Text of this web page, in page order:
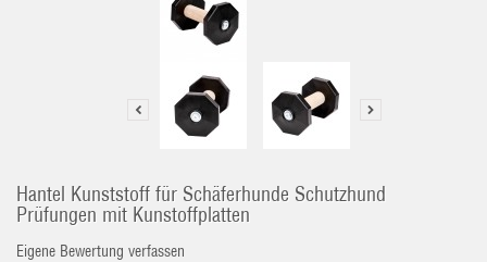
Hantel Kunststoff für Schäferhunde Schutzhund
Prüfungen mit Kunstoffplatten
Eigene Bewertung verfassen